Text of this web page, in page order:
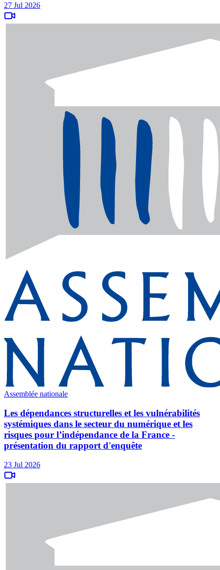
27 Jul 2026
Assemblée nationale
Les dépendances structurelles et les vulnérabilités
systémiques dans le secteur du numérique et les
risques pour l’indépendance de la France -
présentation du rapport d'enquête
23 Jul 2026